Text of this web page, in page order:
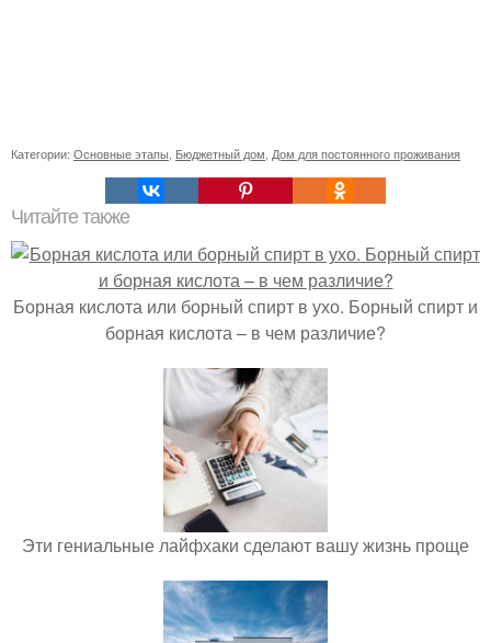
Категории: Основные этапы Бюджетный дом Дом для постоянного проживания
Читайте также
Борная кислота или борный спирт в ухо. Борный спирт и
борная кислота – в чем различие?
Эти гениальные лайфхаки сделают вашу жизнь проще